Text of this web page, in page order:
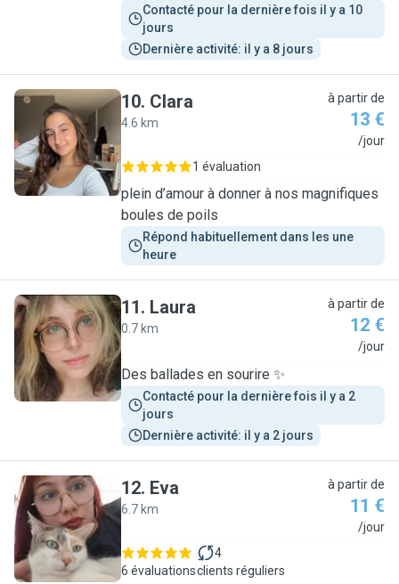
Contacté pour la dernière fois il y a 10
jours
Dernière activité: il y a 8 jours
C
10. Clara
4.6 km
à partir de
13 €
/jour
1 évaluation
plein d’amour à donner à nos magnifiques
boules de poils
Répond habituellement dans les une
heure
L
11. Laura
0.7 km
à partir de
12 €
/jour
Des ballades en sourire ✨️
Contacté pour la dernière fois il y a 2
jours
Dernière activité: il y a 2 jours
E
12. Eva
6.7 km
à partir de
11 €
/jour
6 évaluations
4
clients réguliers